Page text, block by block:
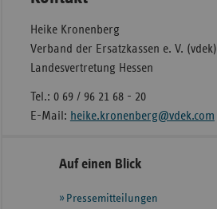
Heike Kronenberg
Verband der Ersatzkassen e. V. (vdek)
Landesvertretung Hessen
Tel.: 0 69 / 96 21 68 - 20
E-Mail: heike.kronenberg@vdek.com
Seitennavigation
Seitenleiste
weiteren
Auf einen Blick
Pressemitteilungen